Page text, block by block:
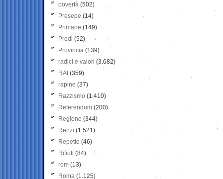
povertà (502)
Presepe (14)
Primarie (149)
Prodi (52)
Provincia (139)
radici e valori (3.682)
RAI (359)
rapine (37)
Razzismo (1.410)
Referendum (200)
Regione (344)
Renzi (1.521)
Repetto (46)
Rifiuti (84)
rom (13)
Roma (1.125)